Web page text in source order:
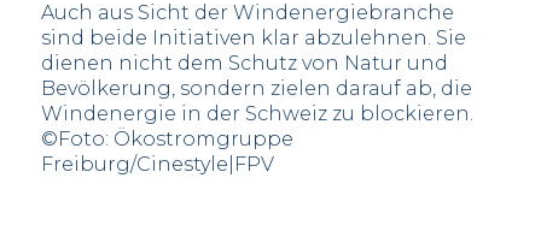
Auch aus Sicht der Windenergiebranche
sind beide Initiativen klar abzulehnen. Sie
dienen nicht dem Schutz von Natur und
Bevölkerung, sondern zielen darauf ab, die
Windenergie in der Schweiz zu blockieren.
©Foto: Ökostromgruppe
Freiburg/Cinestyle|FPV